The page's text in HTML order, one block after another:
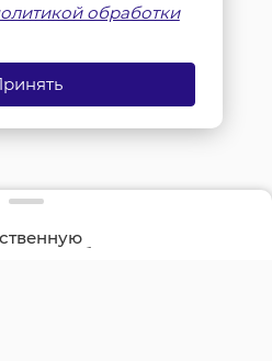
птицефабрики
обработки